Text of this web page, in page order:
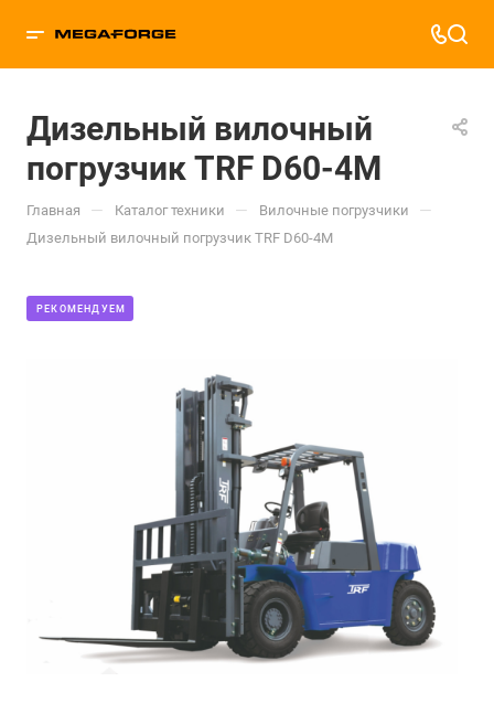
Дизельный вилочный
погрузчик TRF D60-4M
Главная — Каталог техники — Вилочные погрузчики —
Дизельный вилочный погрузчик TRF D60-4M
РЕКОМЕНДУЕМ